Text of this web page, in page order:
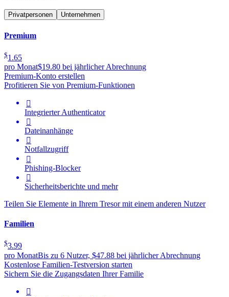
Privatpersonen Unternehmen
Premium
$1.65
pro Monat$19.80 bei jährlicher Abrechnung
Premium-Konto erstellen
Profitieren Sie von Premium-Funktionen

Integrierter Authenticator

Dateinanhänge

Notfallzugriff

Phishing-Blocker

Sicherheitsberichte und mehr
Teilen Sie Elemente in Ihrem Tresor mit einem anderen Nutzer
Familien
$3.99
pro MonatBis zu 6 Nutzer, $47.88 bei jährlicher Abrechnung
Kostenlose Familien-Testversion starten
Sichern Sie die Zugangsdaten Ihrer Familie
